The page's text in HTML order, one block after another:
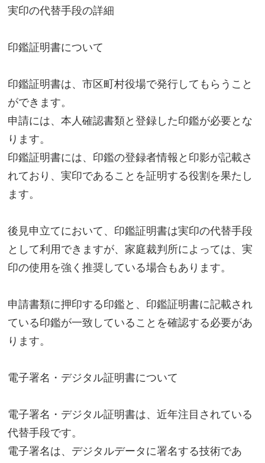
実印の代替手段の詳細
印鑑証明書について
印鑑証明書は、市区町村役場で発行してもらうこと
ができます。
申請には、本人確認書類と登録した印鑑が必要とな
ります。
印鑑証明書には、印鑑の登録者情報と印影が記載さ
れており、実印であることを証明する役割を果たし
ます。
後見申立てにおいて、印鑑証明書は実印の代替手段
として利用できますが、家庭裁判所によっては、実
印の使用を強く推奨している場合もあります。
申請書類に押印する印鑑と、印鑑証明書に記載され
ている印鑑が一致していることを確認する必要があ
ります。
電子署名・デジタル証明書について
電子署名・デジタル証明書は、近年注目されている
代替手段です。
電子署名は、デジタルデータに署名する技術であ